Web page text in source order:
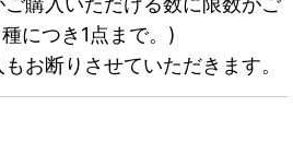
につき1点まで。)
お断りさせていただきます。